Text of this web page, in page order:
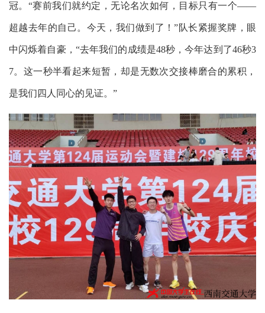
冠。“赛前我们就约定，无论名次如何，目标只有一个——
超越去年的自己。今天，我们做到了！”队长紧握奖牌，眼
中闪烁着自豪，“去年我们的成绩是48秒，今年达到了46秒3
7。这一秒半看起来短暂，却是无数次交接棒磨合的累积，
是我们四人同心的见证。”